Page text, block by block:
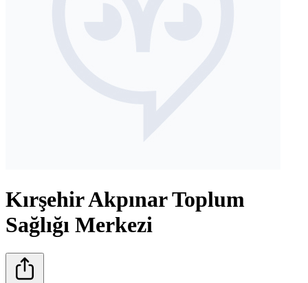
Kırşehir Akpınar Toplum
Sağlığı Merkezi